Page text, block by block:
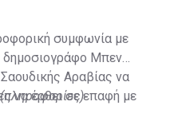
συμφωνία με
δημοσιογράφο Μπεν
Αραβίας να
να έρθει σε επαφή με